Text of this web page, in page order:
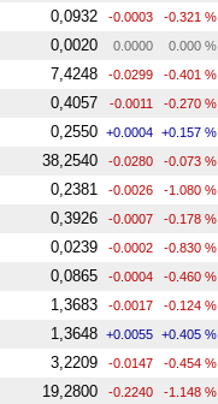
0,0932 -0.0003 -0.321 %
0,0020 0.0000 0.000 %
7,4248 -0.0299 -0.401 %
0,4057 -0.0011 -0.270 %
0,2550 +0.0004 +0.157 %
38,2540 -0.0280 -0.073 %
0,2381 -0.0026 -1.080 %
0,3926 -0.0007 -0.178 %
0,0239 -0.0002 -0.830 %
0,0865 -0.0004 -0.460 %
1,3683 -0.0017 -0.124 %
1,3648 +0.0055 +0.405 %
3,2209 -0.0147 -0.454 %
19,2800 -0.2240 -1.148 %